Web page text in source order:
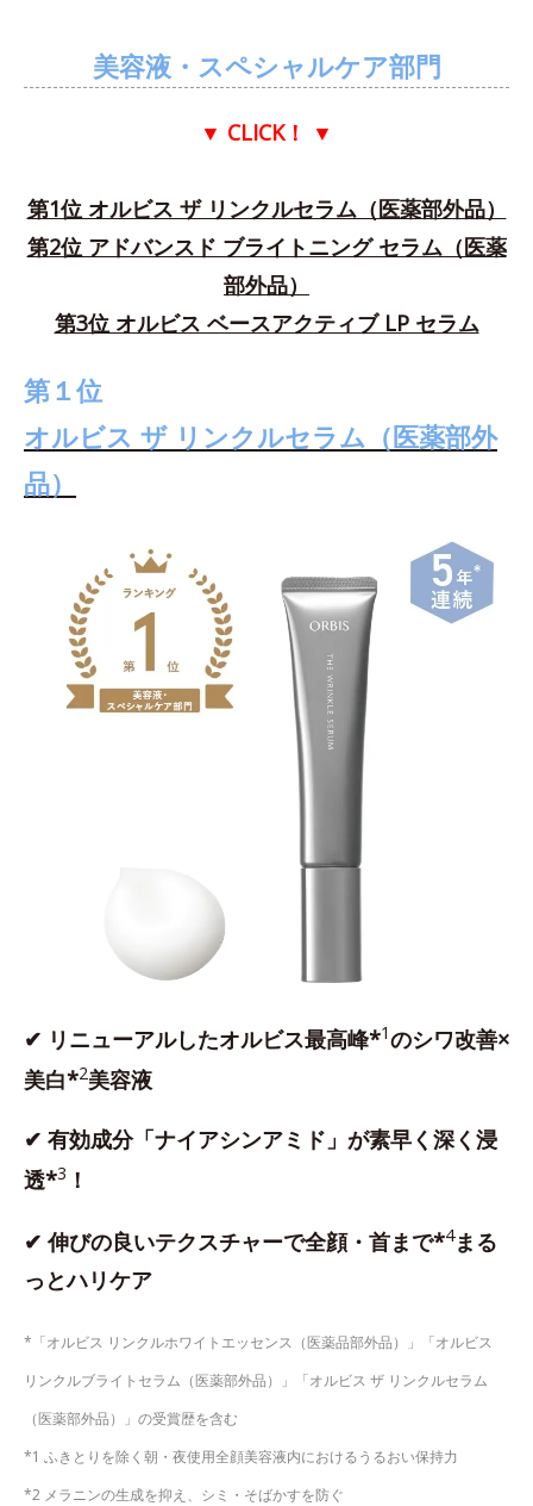
美容液・スペシャルケア部門
▼ CLICK！ ▼
第1位 オルビス ザ リンクルセラム（医薬部外品）
第2位 アドバンスド ブライトニング セラム（医薬
部外品）
第3位 オルビス ベースアクティブ LP セラム
第１位
オルビス ザ リンクルセラム（医薬部外
品）
✔ リニューアルしたオルビス最高峰*1のシワ改善×
美白*2美容液
✔ 有効成分「ナイアシンアミド」が素早く深く浸
透*3 ！
✔ 伸びの良いテクスチャーで全顔・首まで*4まる
っとハリケア
*「オルビス リンクルホワイトエッセンス（医薬品部外品）」「オルビス
リンクルブライトセラム（医薬部外品）」「オルビス ザ リンクルセラム
（医薬部外品）」の受賞歴を含む
*1 ふきとりを除く朝・夜使用全顔美容液内におけるうるおい保持力
*2 メラニンの生成を抑え、シミ・そばかすを防ぐ